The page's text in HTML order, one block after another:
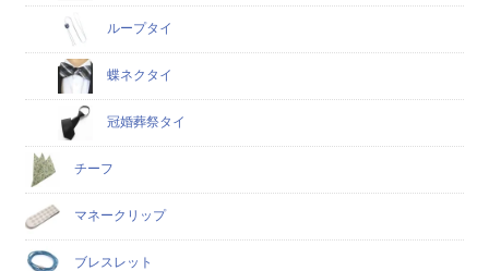
ループタイ
蝶ネクタイ
冠婚葬祭タイ
チーフ
マネークリップ
ブレスレット